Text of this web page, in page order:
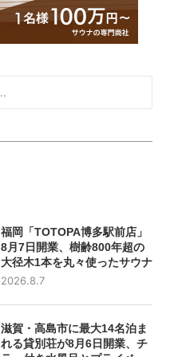
福岡「TOTOPA博多駅前店」
8月7日開業、樹齢800年超の
大径木1本を丸々使ったサウナ
2026.8.7
滋賀・高島市に最大14名泊ま
れる貸別荘が8月6日開業、チ